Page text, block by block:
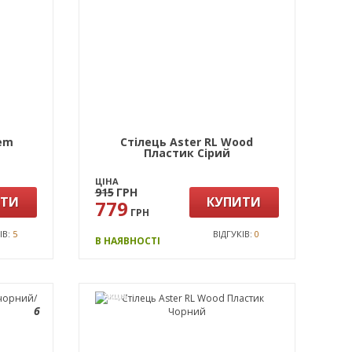
5
Стілець Aster RL Wood
Пластик Сірий
ЦІНА
915 ГРН
779 ГРН
КУПИТИ
В НАЯВНОСТІ
ВІДГУКІВ:0
6
АКЦІЯ